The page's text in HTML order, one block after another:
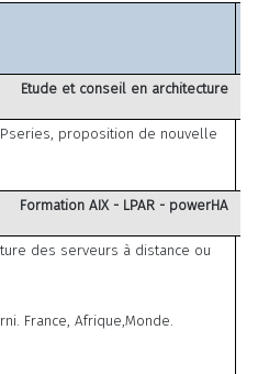
Etude et conseil en architecture
proposition de nouvelle
Formation AIX - LPAR - powerHA
des serveurs à distance ou
France, Afrique,Monde.